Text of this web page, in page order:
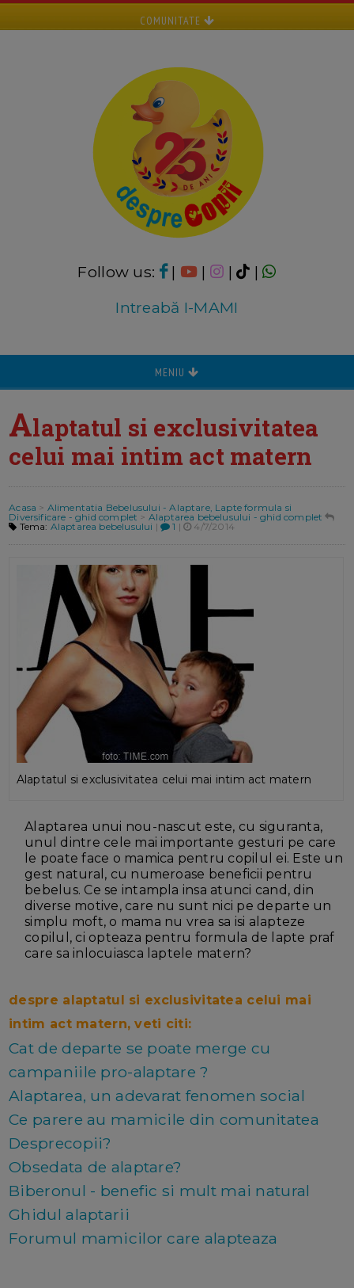
COMUNITATE
Follow us: | | |
|
Intreabă I-MAMI
MENIU
Alaptatul si exclusivitatea
celui mai intim act matern
Acasa > Alimentatia Bebelusului - Alaptare, Lapte formula si
Diversificare - ghid complet > Alaptarea bebelusului - ghid complet
Tema: Alaptarea bebelusului | 1 | 4/7/2014
Alaptatul si exclusivitatea celui mai intim act matern
Alaptarea unui nou-nascut este, cu siguranta,
unul dintre cele mai importante gesturi pe care
le poate face o mamica pentru copilul ei. Este un
gest natural, cu numeroase beneficii pentru
bebelus. Ce se intampla insa atunci cand, din
diverse motive, care nu sunt nici pe departe un
simplu moft, o mama nu vrea sa isi alapteze
copilul, ci opteaza pentru formula de lapte praf
care sa inlocuiasca laptele matern?
despre alaptatul si exclusivitatea celui mai
intim act matern, veti citi:
Cat de departe se poate merge cu
campaniile pro-alaptare ?
Alaptarea, un adevarat fenomen social
Ce parere au mamicile din comunitatea
Desprecopii?
Obsedata de alaptare?
Biberonul - benefic si mult mai natural
Ghidul alaptarii
Forumul mamicilor care alapteaza